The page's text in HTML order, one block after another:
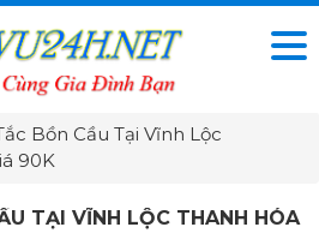
Bồn Cầu Tại Vĩnh Lộc
90K
TẠI VĨNH LỘC THANH HÓA